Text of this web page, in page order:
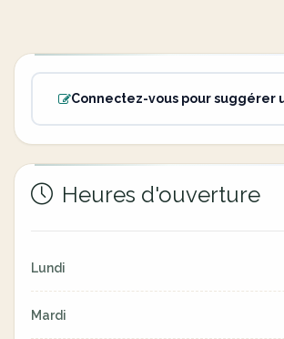
Connectez-vous pour suggérer
Heures d'ouverture
Lundi
Mardi